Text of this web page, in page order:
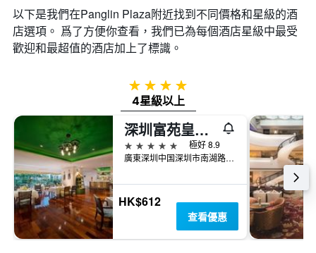
以下是我們在Panglin Plaza​附近找到不同價格和星級的酒
店選項。 爲了方便你查看，我們已為每個酒店星級中最受
歡迎和最超值的酒店加上了標識。
4星級
4星級以上
深圳富苑皇冠假日套房酒店
5星級
極好 8.9
廣東深圳中国深圳市南湖路3018号，距离罗湖口岸及火车站5分钟车程，福田站20分钟车程
HK$612
查看優惠